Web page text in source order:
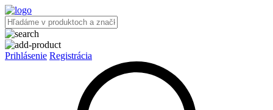
Prihlásenie Registrácia